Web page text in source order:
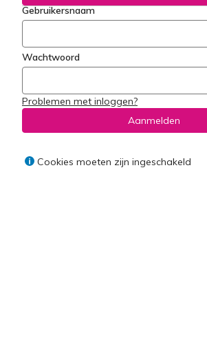
Gebruikersnaam
Wachtwoord
Problemen met inloggen?
Aanmelden
Cookies moeten zijn ingeschakeld